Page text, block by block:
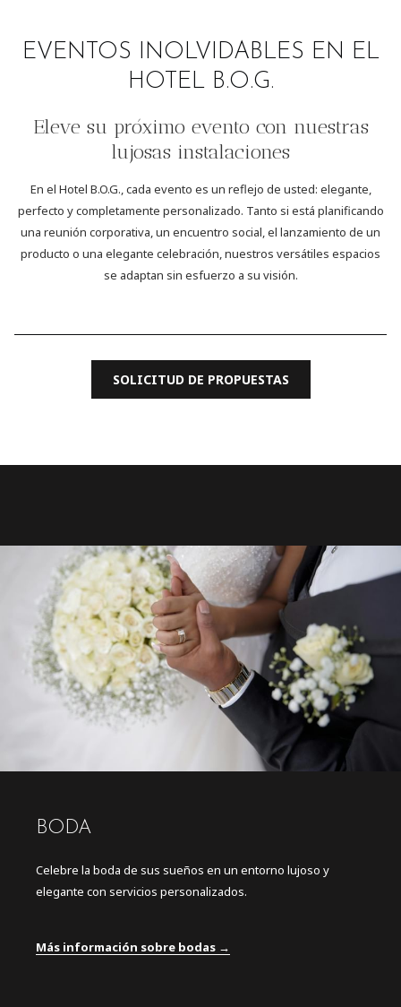
EVENTOS INOLVIDABLES EN EL
HOTEL B.O.G.
Eleve su próximo evento con nuestras
lujosas instalaciones
En el Hotel B.O.G., cada evento es un reflejo de usted: elegante,
perfecto y completamente personalizado. Tanto si está planificando
una reunión corporativa, un encuentro social, el lanzamiento de un
producto o una elegante celebración, nuestros versátiles espacios
se adaptan sin esfuerzo a su visión.
SOLICITUD DE PROPUESTAS
BODA
Celebre la boda de sus sueños en un entorno lujoso y
elegante con servicios personalizados.
Más información sobre bodas